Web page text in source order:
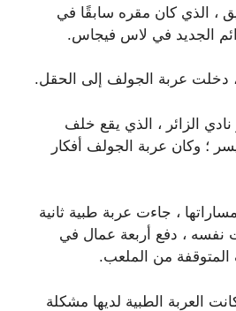
، الذي كان مقره سابقًا في
الجديد في لاس فيجاس.
الزائر ، الذي يقع خلف
؛ وكان عربة الجولف أفكار
، جاءت عربة طبية ثانية
نفسه ، دفع أربعة عمال في
المتوقفة من الملعب.
العربة الطبية لديها مشكلة